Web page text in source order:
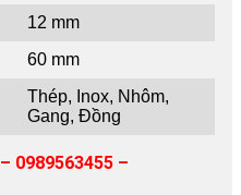
12 mm
60 mm
Thép, Inox, Nhôm,
Gang, Đồng
0989563455 –